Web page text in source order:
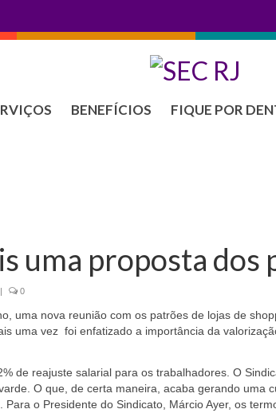
BENEFÍCIOS FIQUE POR
uma proposta dos
| 0
uma nova reunião com os patrões de lojas de
uma vez foi enfatizado a importância da
de reajuste salarial para os trabalhadores. O
O que, de certa maneira, acaba gerando uma
o Presidente do Sindicato, Márcio Ayer, os